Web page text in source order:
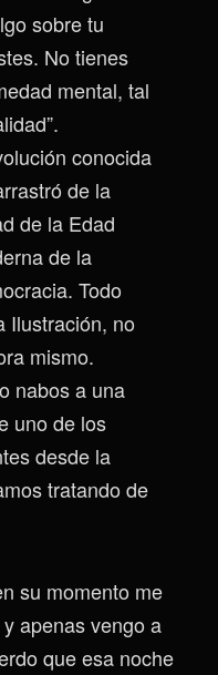
sobre tu
No tienes
mental, tal
conocida
de la
de la Edad
de la
Todo
Ilustración, no
mismo.
nabos a una
uno de los
desde la
tratando de
su momento me
apenas vengo a
que esa noche